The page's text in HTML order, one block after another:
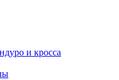
и кросса